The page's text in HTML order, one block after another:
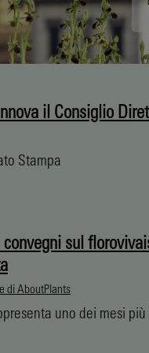
il Consiglio
Stampa
convegni sul
di AboutPlants
uno dei mesi